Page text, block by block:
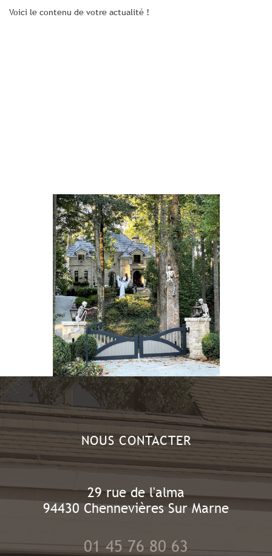
Voici le contenu de votre actualité !
NOUS CONTACTER
29 rue de l'alma
94430 Chennevières Sur Marne
01 45 76 80 63